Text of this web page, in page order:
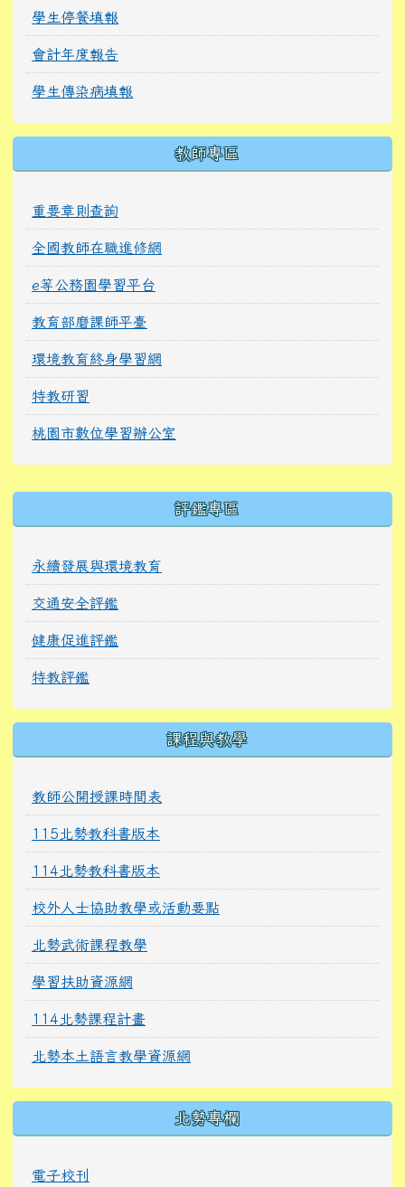
學生停餐填報
會計年度報告
學生傳染病填報
教師專區
重要章則查詢
全國教師在職進修網
e等公務園學習平台
教育部磨課師平臺
環境教育終身學習網
特教研習
桃園市數位學習辦公室
評鑑專區
永續發展與環境教育
交通安全評鑑
健康促進評鑑
特教評鑑
課程與教學
教師公開授課時間表
115北勢教科書版本
114北勢教科書版本
校外人士協助教學或活動要點
北勢武術課程教學
學習扶助資源網
114北勢課程計畫
北勢本土語言教學資源網
北勢專欄
電子校刊